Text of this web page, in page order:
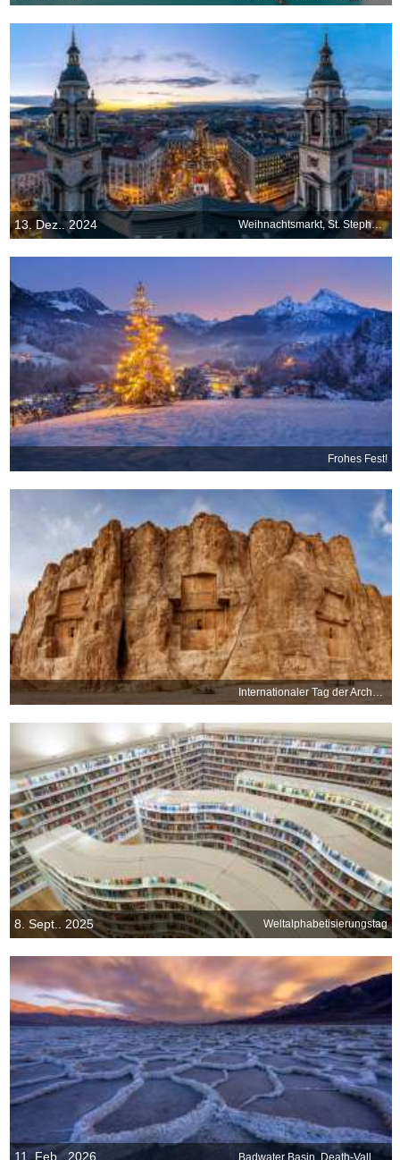
13. Dez.. 2024 Weihnachtsmarkt, St. Stephans Basilika, Budapest, Ungarn
Frohes Fest!
Internationaler Tag der Archäologie
8. Sept.. 2025 Weltalphabetisierungstag
11. Feb.. 2026